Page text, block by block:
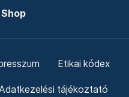
Etikai kódex
Adatkezelési tájékoztató